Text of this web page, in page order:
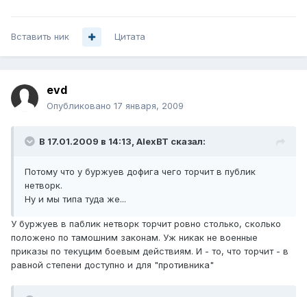
Вставить ник Цитата
evd
Опубликовано 17 января, 2009
В 17.01.2009 в 14:13, AlexBT сказал:
Потому что у буржуев дофига чего торчит в публик
нетворк.
Ну и мы типа туда же...
У буржуев в паблик нетворк торчит ровно столько, сколько
положено по тамошним законам. Уж никак не военные
приказы по текущим боевым действиям. И - то, что торчит - в
равной степени доступно и для "противника"